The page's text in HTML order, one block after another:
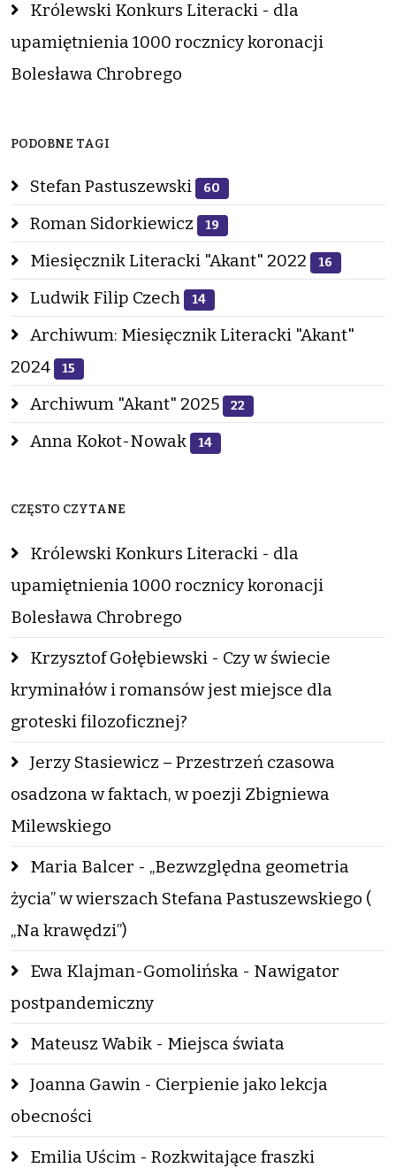
Królewski Konkurs Literacki - dla
upamiętnienia 1000 rocznicy koronacji
Bolesława Chrobrego
PODOBNE TAGI
Stefan Pastuszewski 60
Roman Sidorkiewicz 19
Miesięcznik Literacki "Akant" 2022 16
Ludwik Filip Czech 14
Archiwum: Miesięcznik Literacki "Akant"
2024
15
Archiwum "Akant" 2025 22
Anna Kokot-Nowak 14
CZĘSTO CZYTANE
Królewski Konkurs Literacki - dla
upamiętnienia 1000 rocznicy koronacji
Bolesława Chrobrego
Krzysztof Gołębiewski - Czy w świecie
kryminałów i romansów jest miejsce dla
groteski filozoficznej?
Jerzy Stasiewicz – Przestrzeń czasowa
osadzona w faktach, w poezji Zbigniewa
Milewskiego
Maria Balcer - „Bezwzględna geometria
życia” w wierszach Stefana Pastuszewskiego (
„Na krawędzi”)
Ewa Klajman-Gomolińska - Nawigator
postpandemiczny
Mateusz Wabik - Miejsca świata
Joanna Gawin - Cierpienie jako lekcja
obecności
Emilia Uścim - Rozkwitające fraszki